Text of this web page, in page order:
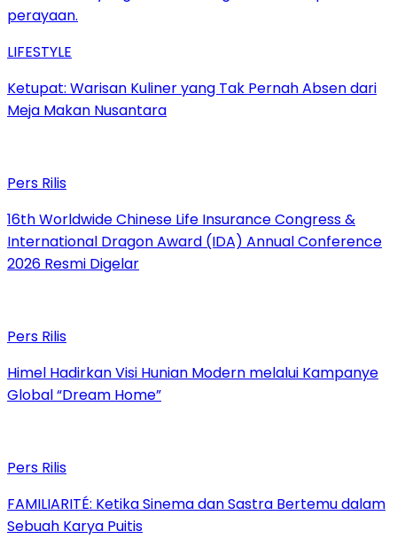
LIFESTYLE
Ketupat: Warisan Kuliner yang Tak Pernah Absen dari
Meja Makan Nusantara
Pers Rilis
16th Worldwide Chinese Life Insurance Congress &
International Dragon Award (IDA) Annual Conference
2026 Resmi Digelar
Pers Rilis
Himel Hadirkan Visi Hunian Modern melalui Kampanye
Global “Dream Home”
Pers Rilis
FAMILIARITÉ: Ketika Sinema dan Sastra Bertemu dalam
Sebuah Karya Puitis